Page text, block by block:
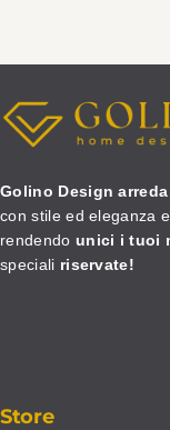
Golino Design
con stile ed eleganza
rendendo unici i tuoi
speciali riservate!
Store